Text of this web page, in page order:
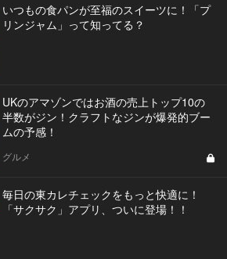
いつもの食パンが至福のスイーツに！「プ
リンジャム」って知ってる？
UKのアマゾンではお酒の売上トップ10の
半数がジン！クラフトなジンが爆発的ブー
ムの予感！
グルメ
毎日の東カレチェックをもっと快適に！
「サクサク」アプリ、ついに登場！！